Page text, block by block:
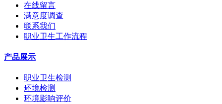
在线留言
满意度调查
联系我们
职业卫生工作流程
产品展示
职业卫生检测
环境检测
环境影响评价